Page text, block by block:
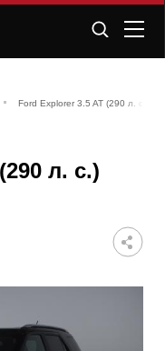
Ford Explorer 3.5 AT (290 л. с.)
л. с.)